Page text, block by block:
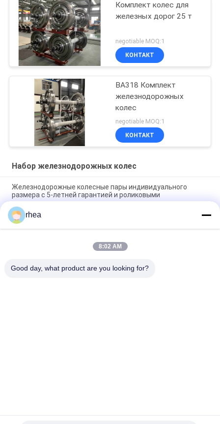
Комплект колес для
железных дорог 25 т
negotiable MOQ:1
КОНТАКТ
BA318 Комплект
железнодорожных
колес
negotiable MOQ:1
КОНТАКТ
Набор железнодорожных колес
Железнодорожные колесные пары индивидуального
размера с 5-летней гарантией и роликовыми
подшипниками для локомотивов
1000мм колесо для вагонов 22.9Т колесо для грузовых
вагонов
Набор колес железнодорожного транспорта длиной 840
rhea
8:02 AM
Good day, what product are you looking for?